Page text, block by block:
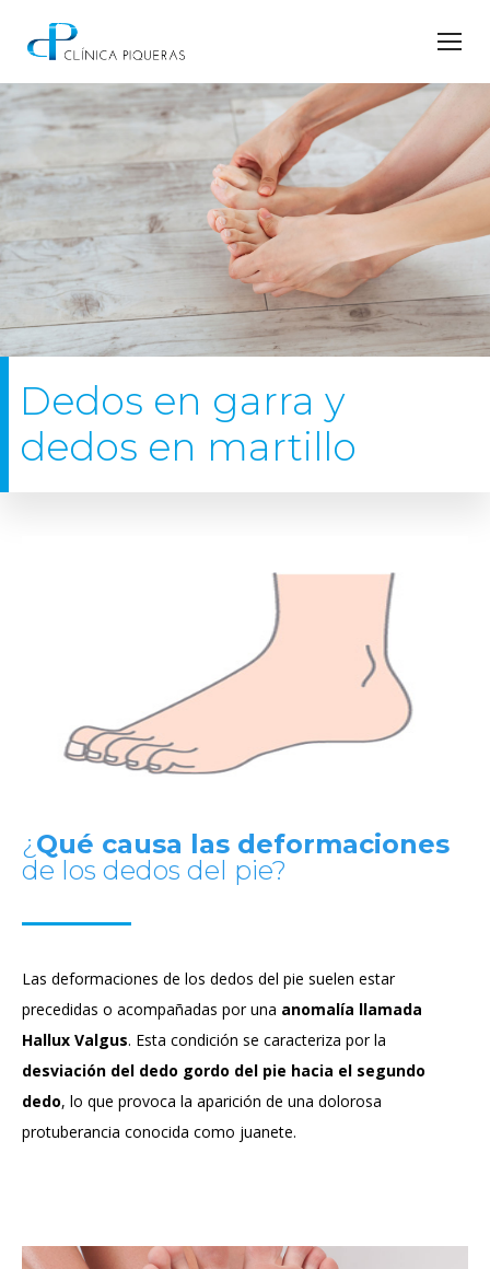
Dedos en garra y
dedos en martillo
¿ Qué causa las deformaciones
de los dedos del pie?
Las deformaciones de los dedos del pie suelen estar
precedidas o acompañadas por una anomalía llamada
Hallux Valgus. Esta condición se caracteriza por la
desviación del dedo gordo del pie hacia el segundo
dedo, lo que provoca la aparición de una dolorosa
protuberancia conocida como juanete.